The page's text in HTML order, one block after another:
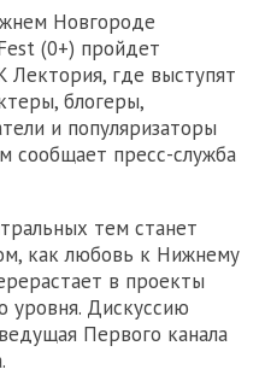
Новгороде
(0+) пройдет
Лектория, где выступят
блогеры,
и популяризаторы
сообщает пресс-служба
тем станет
как любовь к Нижнему
в проекты
уровня. Дискуссию
Первого канала